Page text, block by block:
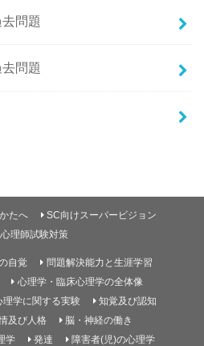
問題
問題
たへ
SC向けスーパービジョン
理師試験対策
自覚
問題解決能力と生涯学習
心理学・臨床心理学の全体像
理学に関する実験
知覚及び認知
及び人格
脳・神経の働き
学
発達
障害者(児)の心理学